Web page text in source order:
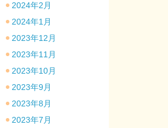
2024年2月
2024年1月
2023年12月
2023年11月
2023年10月
2023年9月
2023年8月
2023年7月